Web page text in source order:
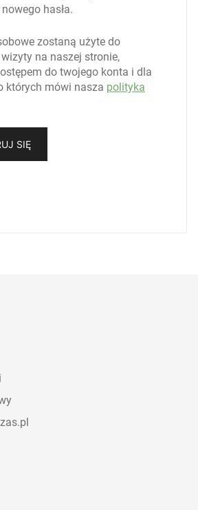
hasła.
zostaną użyte do
na naszej stronie,
do twojego konta i dla
których mówi nasza polityka
SIĘ